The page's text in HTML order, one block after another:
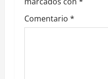
e
n
Comentario *